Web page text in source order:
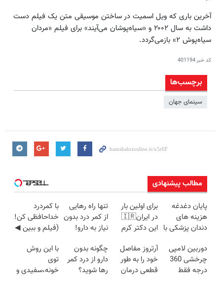
آخرین باری که ویل اسمیت در ساختن موسیقی متن یک فیلم دست
داشت به سال ۲۰۰۲ و «سیاه‌پوشان می‌آیند» برای فیلم «مردان
سیاه‌پوش ۲» بازمی‌گردد.
کد خبر401194
برچسب‌ها
سینمای جهان
مطالب پیشنهادی
پایان دغدغه
هزینه های
دندان پزشکی با
کننده خانگی
برای اولین بار
در ایران🇮🇷
این دکتر کرم
روزه ساخت!
تنها راه رهایی
از کمر درد بدون
نیاز به دارو!
با کمردرد
خداحافظی کن!
(فیلم و ببین ◀
پرکن)
دوربین لامپی
چرخشی 360
درجه فقط
آرتروز مفاصل
خود را به طور
قطعی درمان
چگونه بدون
دارو از درد کمر
رها شوید؟
با این روش
توی
خونه،سفیدی و